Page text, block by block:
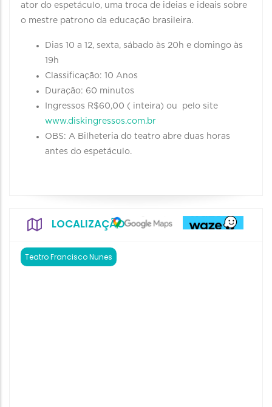
ator do espetáculo, uma troca de ideias e ideais sobre
o mestre patrono da educação brasileira.
Dias 10 a 12, sexta, sábado às 20h e domingo às
19h
Classificação: 10 Anos
Duração: 60 minutos
Ingressos R$60,00 ( inteira) ou pelo site
www.diskingressos.com.br
OBS: A Bilheteria do teatro abre duas horas
antes do espetáculo.
LOCALIZAÇÃO
Teatro Francisco Nunes